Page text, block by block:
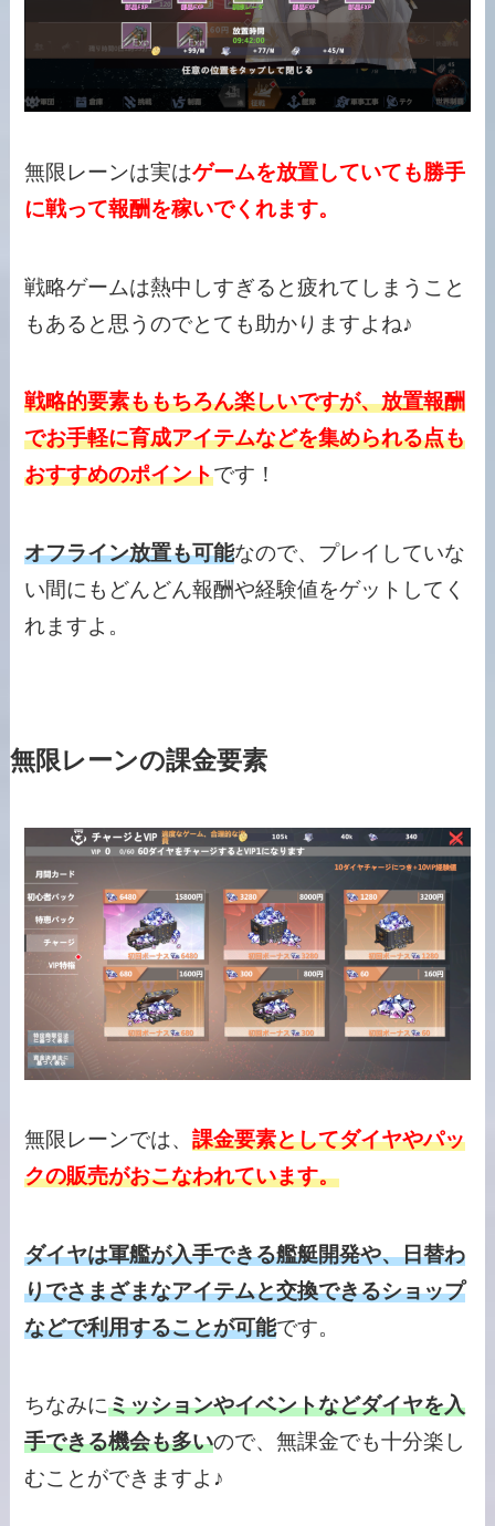
無限レーンは実はゲームを放置していても勝手
に戦って報酬を稼いでくれます。
戦略ゲームは熱中しすぎると疲れてしまうこと
もあると思うのでとても助かりますよね♪
戦略的要素ももちろん楽しいですが、放置報酬
でお手軽に育成アイテムなどを集められる点も
おすすめのポイントです！
オフライン放置も可能なので、プレイしていな
い間にもどんどん報酬や経験値をゲットしてく
れますよ。
無限レーンの課金要素
無限レーンでは、課金要素としてダイヤやパッ
クの販売がおこなわれています。
ダイヤは軍艦が入手できる艦艇開発や、日替わ
りでさまざまなアイテムと交換できるショップ
などで利用することが可能です。
ちなみにミッションやイベントなどダイヤを入
手できる機会も多いので、無課金でも十分楽し
むことができますよ♪